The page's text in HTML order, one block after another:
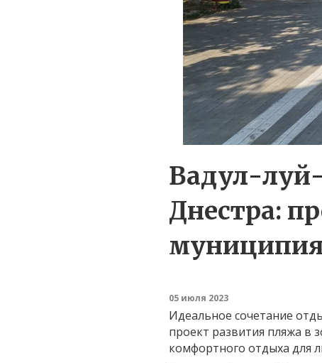
Вадул-
Днестра:
05 июля 2023
Идеальное сочетание
проект развития пляжа в
комфортного отдыха для